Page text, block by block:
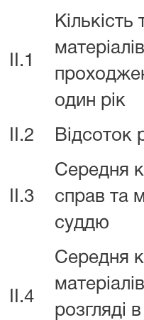
II.1
один рік
II.2 Відсоток
II.3
Середня
справ та
суддю
II.4
Середня
розгляді